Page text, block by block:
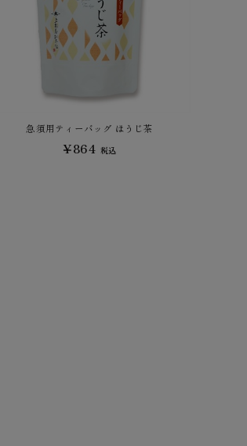
急須用ティーバッグ ほうじ茶
¥864 税込